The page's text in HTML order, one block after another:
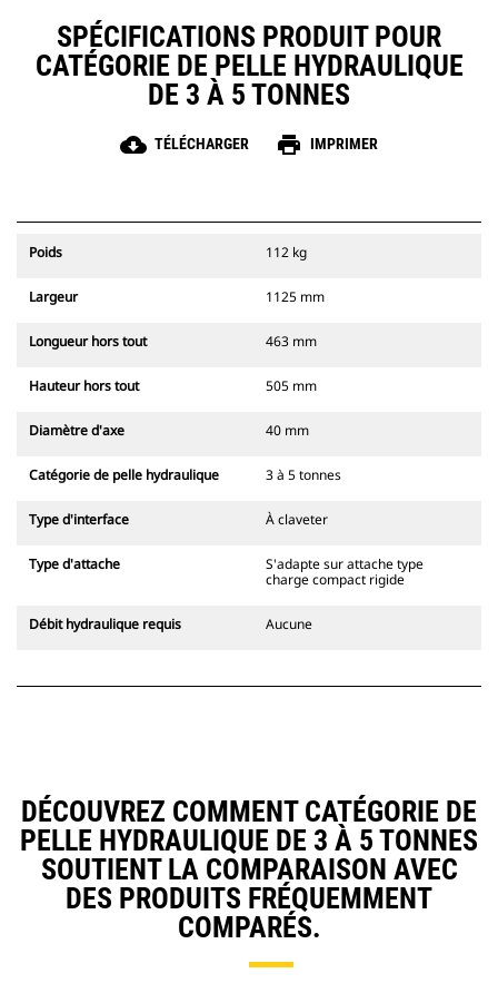
SPÉCIFICATIONS PRODUIT POUR
CATÉGORIE DE PELLE HYDRAULIQUE
DE 3 À 5 TONNES
cloud_download TÉLÉCHARGER print IMPRIMER
Poids 112 kg
Largeur 1125 mm
Longueur hors tout 463 mm
Hauteur hors tout 505 mm
Diamètre d'axe 40 mm
Catégorie de pelle hydraulique 3 à 5 tonnes
Type d'interface À claveter
Type d'attache
S'adapte sur attache type
charge compact rigide
Débit hydraulique requis Aucune
DÉCOUVREZ COMMENT CATÉGORIE DE
PELLE HYDRAULIQUE DE 3 À 5 TONNES
SOUTIENT LA COMPARAISON AVEC
DES PRODUITS FRÉQUEMMENT
COMPARÉS.